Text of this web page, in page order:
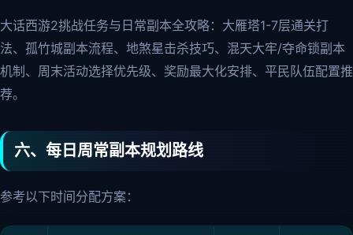
大话西游2挑战任务与日常副本全攻略：大雁塔1-7层通关打
法、孤竹城副本流程、地煞星击杀技巧、混天大牢/夺命锁副本
机制、周末活动选择优先级、奖励最大化安排、平民队伍配置推
荐。
六、每日周常副本规划路线
参考以下时间分配方案：